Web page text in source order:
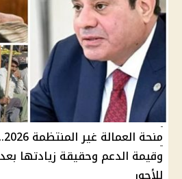
وقيمة الدعم وحقيقة زيادتها